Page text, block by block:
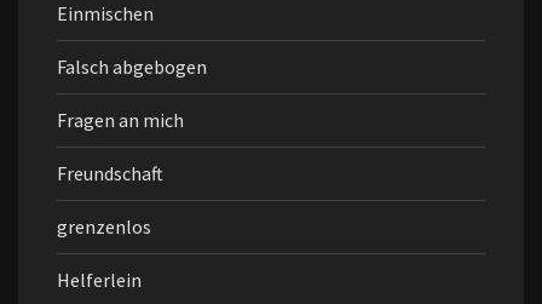
Einmischen
Falsch abgebogen
Fragen an mich
Freundschaft
grenzenlos
Helferlein